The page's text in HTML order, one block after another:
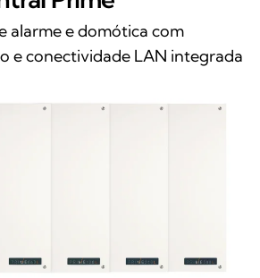
alarme e domótica com
e conectividade LAN integrada